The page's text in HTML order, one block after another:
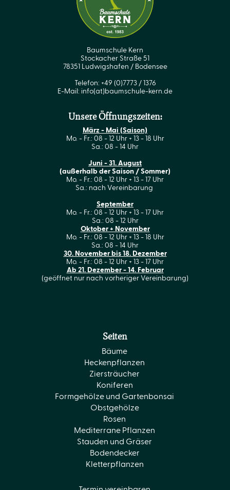
Baumschule Kern
Stockacher Straße 51
78351 Ludwigshafen / Bodensee
Telefon: +49 (0)7773 / 1376
E-Mail: info(at)baumschule-kern.de
Unsere Öffnungszeiten:
März - Mai (Saison)
Mo. - Fr.: 08 - 12 Uhr + 13 - 18 Uhr
Sa.: 08 - 14 Uhr
Juni - 31. August
(außerhalb der Saison / Sommer)
Mo. - Fr.: 08 - 12 Uhr + 13 - 17 Uhr
Sa.: nach Vereinbarung
September
Mo. - Fr.: 08 - 12 Uhr + 13 - 17 Uhr
Sa.: 08 - 12 Uhr
Oktober + November
Mo. - Fr.: 08 - 12 Uhr + 13 - 18 Uhr
Sa.: 08 - 14 Uhr
30. November bis 18. Dezember
Mo. - Fr.: 08 - 12 Uhr + 13 - 17 Uhr
Ab 21. Dezember - 14. Februar
(geöffnet nur nach vorheriger Vereinbarung)
Seiten
Bäume
Heckenpflanzen
Ziersträucher
Koniferen
Formgehölze und Gartenbonsai
Obstgehölze
Rosen
Mediterrane Pflanzen
Stauden und Gräser
Bodendecker
Kletterpflanzen